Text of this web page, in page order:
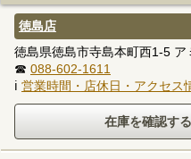
徳島店
徳島県徳島市寺島本町西1-5 ア
☎ 088-602-1611
ℹ 営業時間・店休日・アクセス